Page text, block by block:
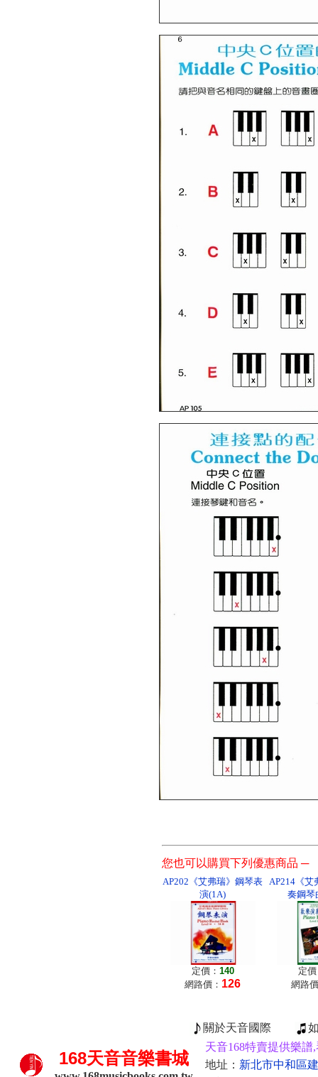
您也可以購買下列優惠商品 ─
AP202《艾弗瑞》鋼琴表
演(1A)
定價： 140
網路價： 126
AP214《艾
奏鋼琴
定
網路
關於天音國際
168天音音樂書城
天音168特賣提供樂
地址： 新北市中和區